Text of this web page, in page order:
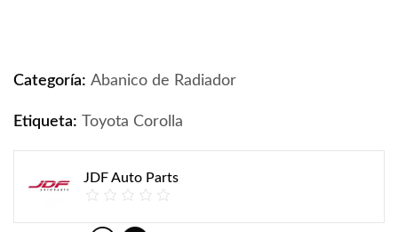
Categoría: Abanico de Radiador
Etiqueta: Toyota Corolla
JDF Auto Parts